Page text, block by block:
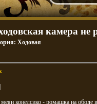
камера не
Ходовая
меян конелсико - ромашка на